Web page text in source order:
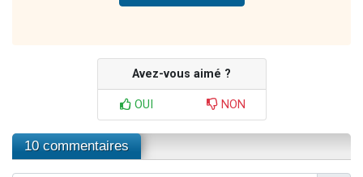
Avez-vous aimé ?
OUI NON
10 commentaires